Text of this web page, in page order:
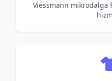
Viessmann mikrodalga